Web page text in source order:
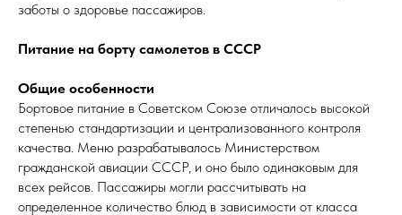
заботы о здоровье пассажиров.
Питание на борту самолетов в СССР
Общие особенности
Бортовое питание в Советском Союзе отличалось высокой
степенью стандартизации и централизованного контроля
качества. Меню разрабатывалось Министерством
гражданской авиации СССР, и оно было одинаковым для
всех рейсов. Пассажиры могли рассчитывать на
определенное количество блюд в зависимости от класса